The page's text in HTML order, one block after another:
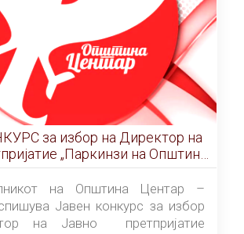
Директор на
на Општина
на Општина Центар –
Јавен конкурс за избор
на Јавно претпријатие